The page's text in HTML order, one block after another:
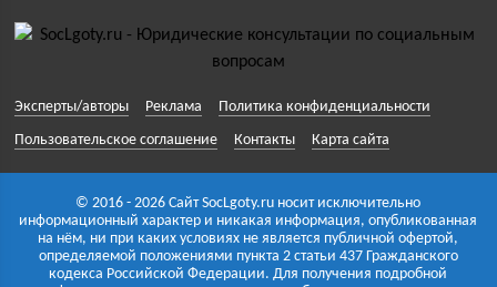
Эксперты/авторы Реклама
Политика конфиденциальности
Пользовательское соглашение
Контакты Карта сайта
© 2016 - 2026 Сайт SocLgoty.ru носит исключительно
информационный характер и никакая информация, опубликованная
на нём, ни при каких условиях не является публичной офертой,
определяемой положениями пункта 2 статьи 437 Гражданского
кодекса Российской Федерации. Для получения подробной